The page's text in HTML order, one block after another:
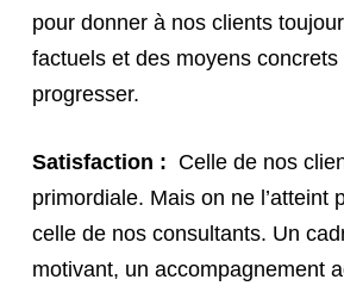
pour donner à nos clients
factuels et des moyens
progresser.
Satisfaction : Celle de nos
primordiale. Mais on ne l’atteint
celle de nos consultants. Un
motivant, un accompagnement